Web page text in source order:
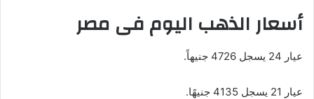
أسعار الذهب اليوم فى مصر
عيار 24 يسجل 4726 جنيهاً.
عيار 21 يسجل 4135 جنيهًا.